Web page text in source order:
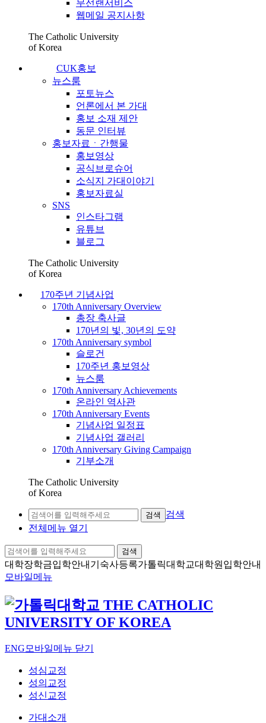
무선랜서비스
웹메일 공지사항
The Catholic University
of Korea
CUK홍보
뉴스룸
포토뉴스
언론에서 본 가대
홍보 소재 제안
동문 인터뷰
홍보자료ㆍ간행물
홍보영상
공식브로슈어
소식지 가대이야기
홍보자료실
SNS
인스타그램
유튜브
블로그
The Catholic University
of Korea
170주년 기념사업
170th Anniversary Overview
총장 축사글
170년의 빛, 30년의 도약
170th Anniversary symbol
슬로건
170주년 홍보영상
뉴스룸
170th Anniversary Achievements
온라인 역사관
170th Anniversary Events
기념사업 일정표
기념사업 갤러리
170th Anniversary Giving Campaign
기부소개
The Catholic University
of Korea
검색
검색
전체메뉴 열기
검색
대학장학금입학안내 기숙사등록가톨릭대학교대학원입학안내
모바일메뉴
ENG 모바일메뉴 닫기
성심교정
성의교정
성신교정
가대소개